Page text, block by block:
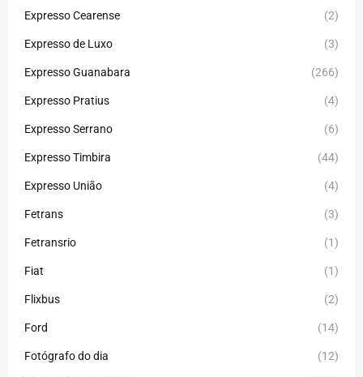
Expresso Cearense (2)
Expresso de Luxo (3)
Expresso Guanabara (266)
Expresso Pratius (4)
Expresso Serrano (6)
Expresso Timbira (44)
Expresso União (4)
Fetrans (3)
Fetransrio (1)
Fiat (1)
Flixbus (2)
Ford (14)
Fotógrafo do dia (12)